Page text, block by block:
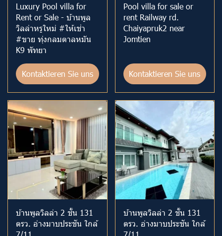
Luxury Pool villa for
Rent or Sale - บ้านพูล
วิลล่าหรูใหม่ #ให้เช่า
#ขาย ทุ่งกลมตาลหมัน
K9 พัทยา
Kontaktieren Sie uns
Pool villa for sale or
rent Railway rd.
Chaiyapruk2 near
Jomtien
Kontaktieren Sie uns
บ้านพูลวิลล่า 2 ชั้น 131
ตรว. อ่างมาบประชัน ใกล้
บ้านพูลวิลล่า 2 ชั้น 131
ตรว. อ่างมาบประชัน ใกล้